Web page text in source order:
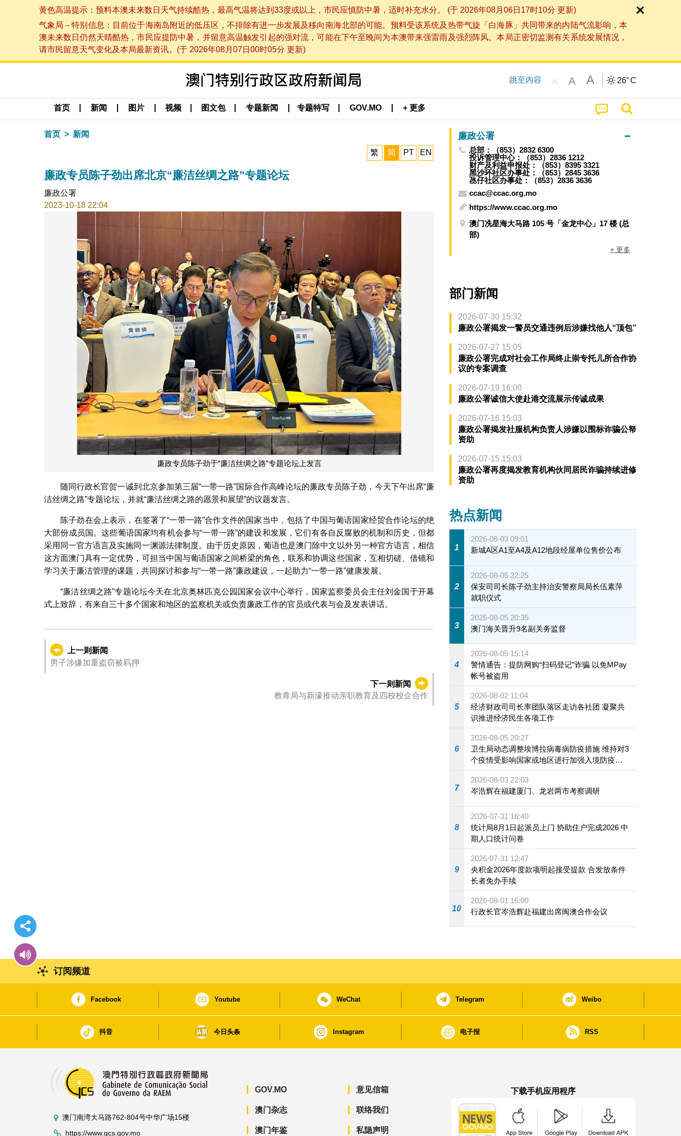
黄色高温提示：预料本澳未来数日天气持续酷热，最高气温将达到33度或以上，市民应慎防中暑，适时补充水分。 (于 2026年08月06日17时10分 更新)
气象局－特别信息：目前位于海南岛附近的低压区，不排除有进一步发展及移向南海北部的可能。预料受该系统及热带气旋「白海豚」共同带来的内陆气流影响，本
澳未来数日仍然天晴酷热，市民应提防中暑，并留意高温触发引起的强对流，可能在下午至晚间为本澳带来强雷雨及强烈阵风。本局正密切监测有关系统发展情况，
请市民留意天气变化及本局最新资讯。(于 2026年08月07日00时05分 更新)
跳至内容 A A A 26°C
首页 新闻 图片 视频 图文包 专题新闻 专题特写 GOV.MO + 更多
首页 新闻
繁 简 PT EN
廉政专员陈子劲出席北京“廉洁丝绸之路”专题论坛
廉政公署
2023-10-18 22:04
廉政专员陈子劲于“廉洁丝绸之路”专题论坛上发言
随同行政长官贺一诚到北京参加第三届“一带一路”国际合作高峰论坛的廉政专员陈子劲，今天下午出席“廉
洁丝绸之路”专题论坛，并就“廉洁丝绸之路的愿景和展望”的议题发言。
陈子劲在会上表示，在签署了“一带一路”合作文件的国家当中，包括了中国与葡语国家经贸合作论坛的绝
大部份成员国。这些葡语国家均有机会参与“一带一路”的建设和发展，它们有各自反腐败的机制和历史，但都
采用同一官方语言及实施同一渊源法律制度。由于历史原因，葡语也是澳门除中文以外另一种官方语言，相信
这方面澳门具有一定优势，可担当中国与葡语国家之间桥梁的角色，联系和协调这些国家，互相切磋、借镜和
学习关于廉洁管理的课题，共同探讨和参与“一带一路”廉政建设，一起助力“一带一路”健康发展。
“廉洁丝绸之路”专题论坛今天在北京奥林匹克公园国家会议中心举行，国家监察委员会主任刘金国于开幕
式上致辞，有来自三十多个国家和地区的监察机关或负责廉政工作的官员或代表与会及发表讲话。
上一则新闻
男子涉嫌加重盗窃被羁押
下一则新闻
教青局与新濠推动亲职教育及四校校企合作
廉政公署
总部：（853）2832 6300
投诉管理中心：（853）2836 1212
财产及利益申报处：（853）8395 3321
黑沙环社区办事处：（853）2845 3636
氹仔社区办事处：（853）2836 3636
ccac@ccac.org.mo
https://www.ccac.org.mo
澳门冼星海大马路 105 号「金龙中心」17 楼 (总
部)
+ 更多
部门新闻
2026-07-30 15:32
廉政公署揭发一警员交通违例后涉嫌找他人“顶包”
2026-07-27 15:05
廉政公署完成对社会工作局终止崇专托儿所合作协
议的专案调查
2026-07-19 16:00
廉政公署诚信大使赴港交流展示传诚成果
2026-07-16 15:03
廉政公署揭发社服机构负责人涉嫌以围标诈骗公帑
资助
2026-07-15 15:03
廉政公署再度揭发教育机构伙同居民诈骗持续进修
资助
热点新闻
1
2026-08-03 09:01
新城A区A1至A4及A12地段经屋单位售价公布
2
2026-08-05 22:25
保安司司长陈子劲主持治安警察局局长伍素萍
就职仪式
3
2026-08-05 20:35
澳门海关晋升9名副关务监督
4
2026-08-05 15:14
警情通告：提防网购“扫码登记”诈骗 以免MPay
帐号被盗用
5
2026-08-02 11:04
经济财政司司长率团队落区走访各社团 凝聚共
识推进经济民生各项工作
6
2026-08-05 20:27
卫生局动态调整埃博拉病毒病防疫措施 维持对3
个疫情受影响国家或地区进行加强入境防疫措
施
7
2026-08-03 22:03
岑浩辉在福建厦门、龙岩两市考察调研
8
2026-07-31 16:40
统计局8月1日起派员上门 协助住户完成2026 中
期人口统计问卷
9
2026-07-31 12:47
央积金2026年度款项明起接受提款 合发放条件
长者免办手续
10
2026-08-01 16:00
行政长官岑浩辉赴福建出席闽澳合作会议
订阅频道
Facebook Youtube WeChat Telegram Weibo
抖音 今日头条 Instagram 电子报 RSS
澳门南湾大马路762-804号中华广场15楼
https://www.gcs.gov.mo
GOV.MO
澳门杂志
澳门年鉴
意见信箱
联络我们
私隐声明
下载手机应用程序